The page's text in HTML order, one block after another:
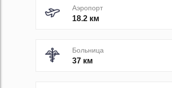
Аэропорт
18.2 км
Больница
37 км